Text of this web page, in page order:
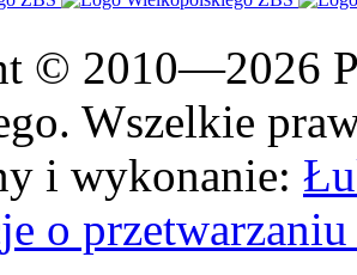
© 2010—2026
Wszelkie
i wykonanie:
o